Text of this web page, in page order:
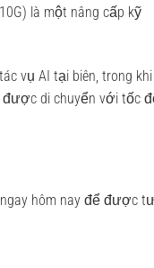
là một nâng cấp kỹ
vụ AI tại biên, trong khi
được di chuyển với tốc
ngay hôm nay để được